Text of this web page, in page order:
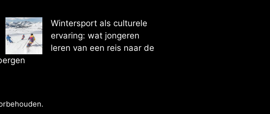
Wintersport als culturele
ervaring: wat jongeren
leren van een reis naar de